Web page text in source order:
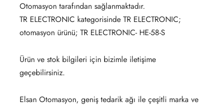
Otomasyon tarafından sağlanmaktadır.
TR ELECTRONIC kategorisinde TR ELECTRONIC;
otomasyon ürünü; TR ELECTRONIC- HE-58-S
Ürün ve stok bilgileri için bizimle iletişime
geçebilirsiniz.
Elsan Otomasyon, geniş tedarik ağı ile çeşitli marka ve